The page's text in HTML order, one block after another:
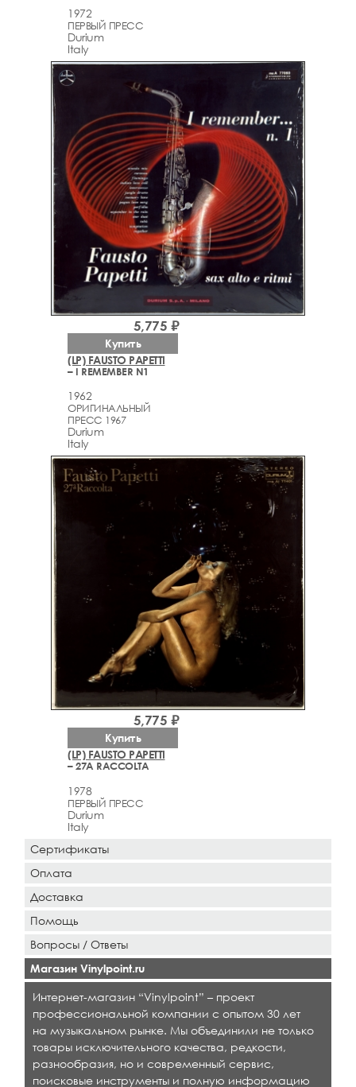
1972
ПЕРВЫЙ ПРЕСС
Durium
Italy
(LP) FAUSTO PAPETTI
– I REMEMBER N1
1962
ОРИГИНАЛЬНЫЙ
ПРЕСС 1967
Durium
Italy
5,775 ₽
Купить
(LP) FAUSTO PAPETTI
– 27A RACCOLTA
1978
ПЕРВЫЙ ПРЕСС
Durium
Italy
5,775 ₽
Купить
Сертификаты
Оплата
Доставка
Помощь
Вопросы / Ответы
Магазин Vinylpoint.ru
Интернет-магазин “Vinylpoint” – проект
профессиональной компании с опытом 30 лет
на музыкальном рынке. Мы объединили не только
товары исключительного качества, редкости,
разнообразия, но и современный сервис,
поисковые инструменты и полную информацию